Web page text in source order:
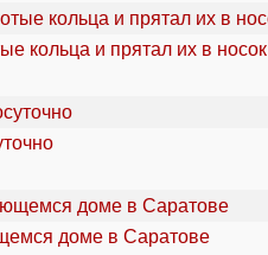
кольца и прятал их в носок
доме в Саратове